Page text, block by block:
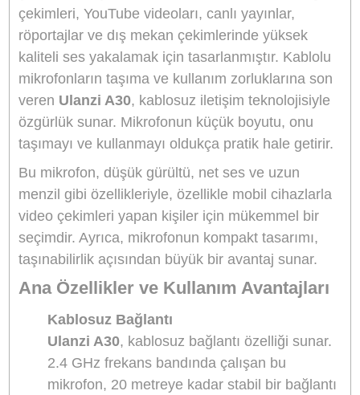
olan iki mikrofon içerir.
özgürlüğü sunar.
Yüksek Ses Kalitesi – Profesyonel ses kaydı sağlarken, net ve temiz
ses deneyimi sunar.
Ürün Bilgisi Yorumlar
Ulanzi A30 Tiny 2 Kişilik Mikrofon
Seti : Taşınabilir ve Profesyonel
Çözümü
Ses kaydı, video prodüksiyonunun bel kemiğidir
ve doğru mikrofon kullanımı, kaliteli bir içerik